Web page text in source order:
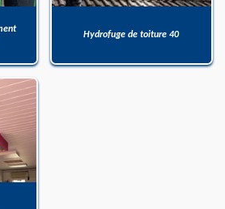
Hydrofuge de toiture 40